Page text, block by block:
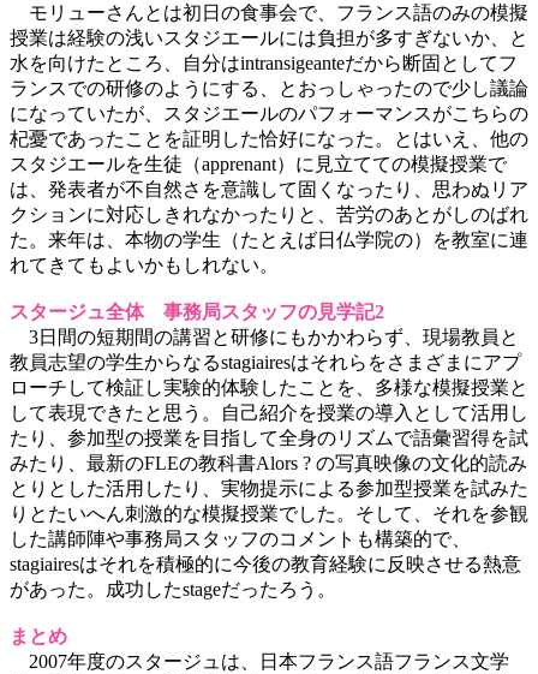
モリューさんとは初日の食事会で、フランス語のみの模擬
授業は経験の浅いスタジエールには負担が多すぎないか、と
水を向けたところ、自分はintransigeanteだから断固としてフ
ランスでの研修のようにする、とおっしゃったので少し議論
になっていたが、スタジエールのパフォーマンスがこちらの
杞憂であったことを証明した恰好になった。とはいえ、他の
スタジエールを生徒（apprenant）に見立てての模擬授業で
は、発表者が不自然さを意識して固くなったり、思わぬリア
クションに対応しきれなかったりと、苦労のあとがしのばれ
た。来年は、本物の学生（たとえば日仏学院の）を教室に連
れてきてもよいかもしれない。
スタージュ全体 事務局スタッフの見学記2
3日間の短期間の講習と研修にもかかわらず、現場教員と
教員志望の学生からなるstagiairesはそれらをさまざまにアプ
ローチして検証し実験的体験したことを、多様な模擬授業と
して表現できたと思う。自己紹介を授業の導入として活用し
たり、参加型の授業を目指して全身のリズムで語彙習得を試
みたり、最新のFLEの教科書Alors ? の写真映像の文化的読み
とりとした活用したり、実物提示による参加型授業を試みた
りとたいへん刺激的な模擬授業でした。そして、それを参観
した講師陣や事務局スタッフのコメントも構築的で、
stagiairesはそれを積極的に今後の教育経験に反映させる熱意
があった。成功したstageだったろう。
まとめ
2007年度のスタージュは、日本フランス語フランス文学